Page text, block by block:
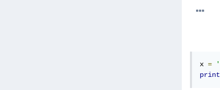
x =
print